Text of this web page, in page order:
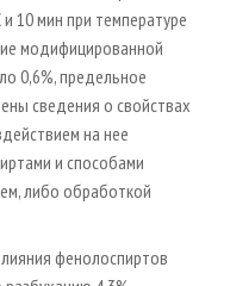
10 мин при температуре
модифицированной
0,6%, предельное
сведения о свойствах
на нее
и способами
либо обработкой
фенолоспиртов